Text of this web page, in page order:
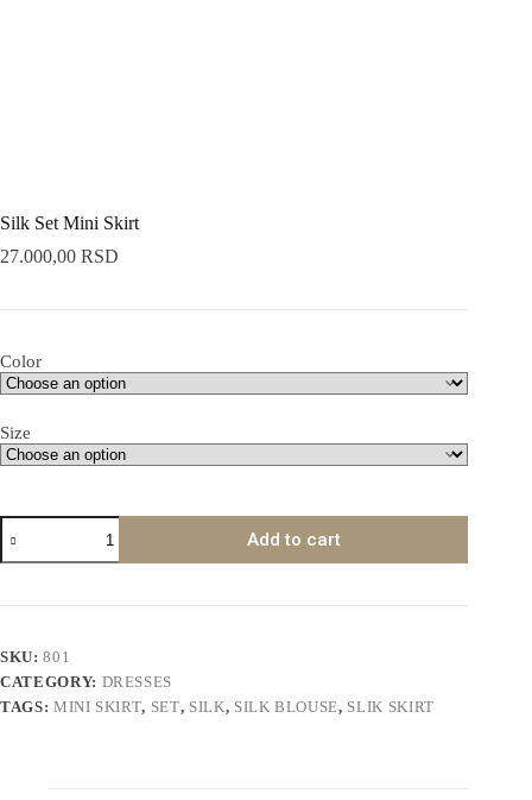
Silk Set Mini Skirt
27.000,00 RSD
Color
Size
Silk
Set
Mini
Add to cart
SKU:801
CATEGORY: DRESSES
TAGS: MINI SKIRT, SET, SILK, SILK BLOUSE, SLIK SKIRT